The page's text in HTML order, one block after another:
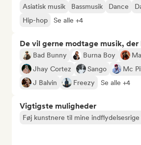
Asiatisk musik Bassmusik Dance
Hip-hop
Se alle +4
De vil gerne modtage musik, der
Bad Bunny Burna Boy
Jhay Cortez
Sango
Mc
J Balvin
Freezy Se alle +4
Vigtigste muligheder
Føj kunstnere til mine